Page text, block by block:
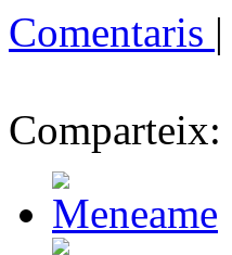
Comentaris
Comparteix: